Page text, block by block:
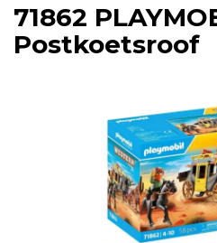
71862
Postkoetsroof